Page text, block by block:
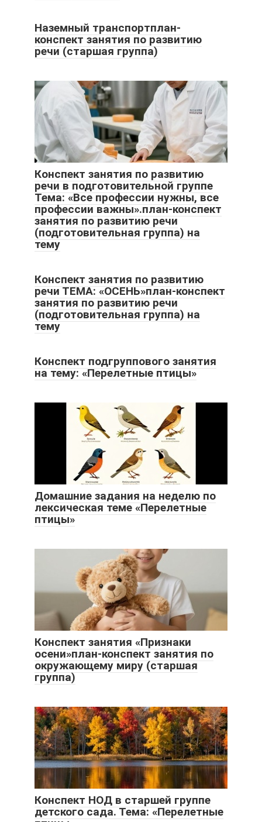
Наземный транспортплан-
конспект занятия по развитию
речи (старшая группа)
Конспект занятия по развитию
речи в подготовительной группе
Тема: «Все профессии нужны, все
профессии важны».план-конспект
занятия по развитию речи
(подготовительная группа) на
тему
Конспект занятия по развитию
речи ТЕМА: «ОСЕНЬ»план-конспект
занятия по развитию речи
(подготовительная группа) на
тему
Конспект подгруппового занятия
на тему: «Перелетные птицы»
Домашние задания на неделю по
лексическая теме «Перелетные
птицы»
Конспект занятия «Признаки
осени»план-конспект занятия по
окружающему миру (старшая
группа)
Конспект НОД в старшей группе
детского сада. Тема: «Перелетные